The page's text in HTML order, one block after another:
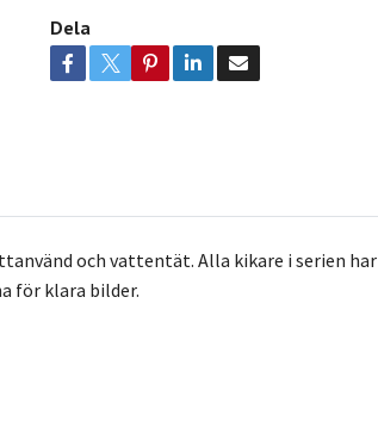
Dela
och vattentät. Alla kikare i serien har
för klara bilder.